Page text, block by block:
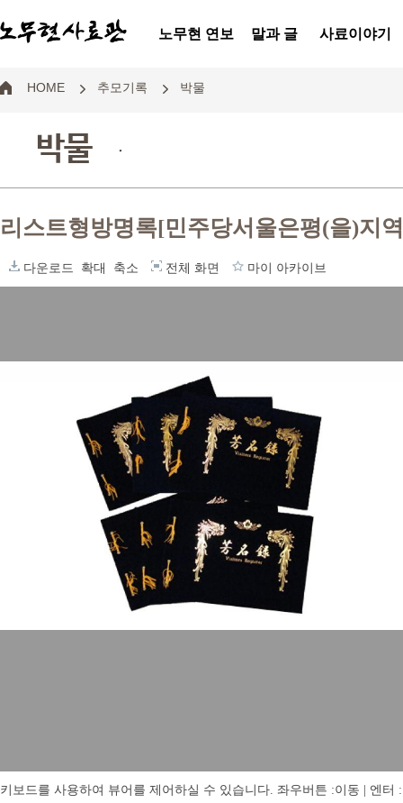
노무현 연보 말과 글 사료이야기
HOME 추모기록 박물
박물 .
리스트형방명록[민주당서울은평(을)지
다운로드 확대 축소 전체 화면 마이 아카이브
키보드를 사용하여 뷰어를 제어하실 수 있습니다. 좌우버튼 :이동 | 엔터